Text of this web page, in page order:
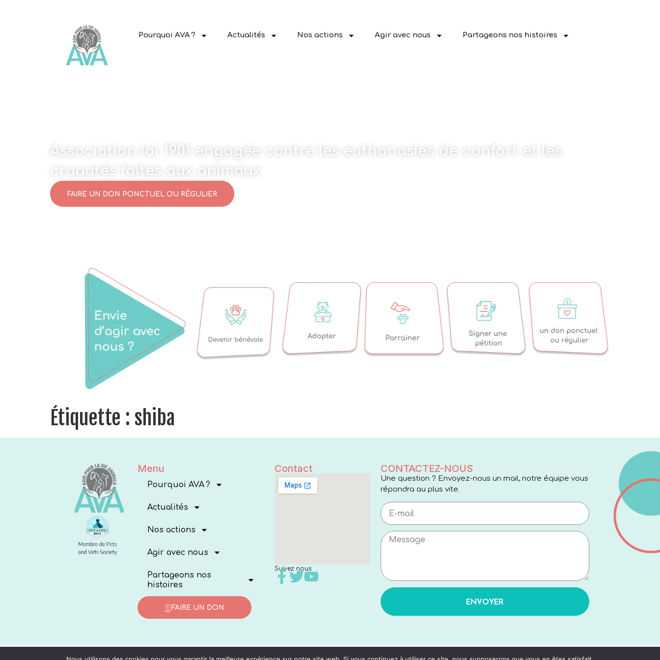
Pourquoi AVA ? Actualités Nos actions Agir avec nous Partageons nos histoires
Association loi 1901 engagée contre les euthanasies de confort et les
cruautés faites aux animaux
FAIRE UN DON PONCTUEL OU RÉGULIER
Étiquette : shiba
Menu
Pourquoi AVA ?
Actualités
Nos actions
Agir avec nous
Partageons nos
histoires
FAIRE UN DON
Contact
Suivez nous
CONTACTEZ-NOUS
Une question ? Envoyez-nous un mail, notre équipe vous
répondra au plus vite.
ENVOYER